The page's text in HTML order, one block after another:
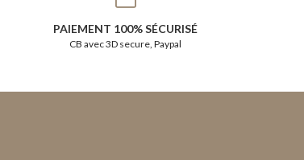
PAIEMENT 100% SÉCURISÉ
CB avec 3D secure, Paypal